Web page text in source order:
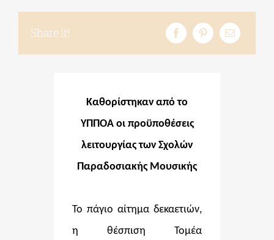
ΔΙΔΑΚΤΟΡΙΚΑ
ΠΟΛΙΤΙΣΤΙΚΟΙ ΦΟΡΕΙΣ
Share it!
Καθορίστηκαν από το
ΥΠΠΟΑ οι προϋποθέσεις
λειτουργίας των Σχολών
Παραδοσιακής Μουσικής
Το πάγιο αίτημα δεκαετιών,
η θέσπιση Τομέα